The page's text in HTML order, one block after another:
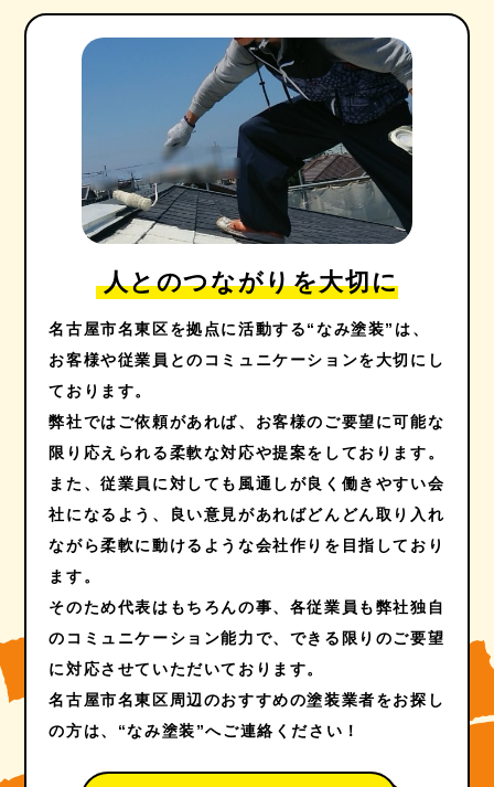
人とのつながりを大切に
名古屋市名東区を拠点に活動する“なみ塗装”は、
お客様や従業員とのコミュニケーションを大切にし
ております。
弊社ではご依頼があれば、お客様のご要望に可能な
限り応えられる柔軟な対応や提案をしております。
また、従業員に対しても風通しが良く働きやすい会
社になるよう、良い意見があればどんどん取り入れ
ながら柔軟に動けるような会社作りを目指しており
ます。
そのため代表はもちろんの事、各従業員も弊社独自
のコミュニケーション能力で、できる限りのご要望
に対応させていただいております。
名古屋市名東区周辺のおすすめの塗装業者をお探し
の方は、“なみ塗装”へご連絡ください！